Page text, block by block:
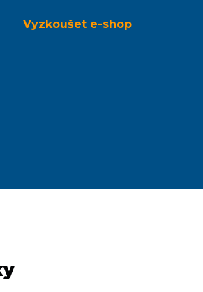
Vyzkoušet e-shop